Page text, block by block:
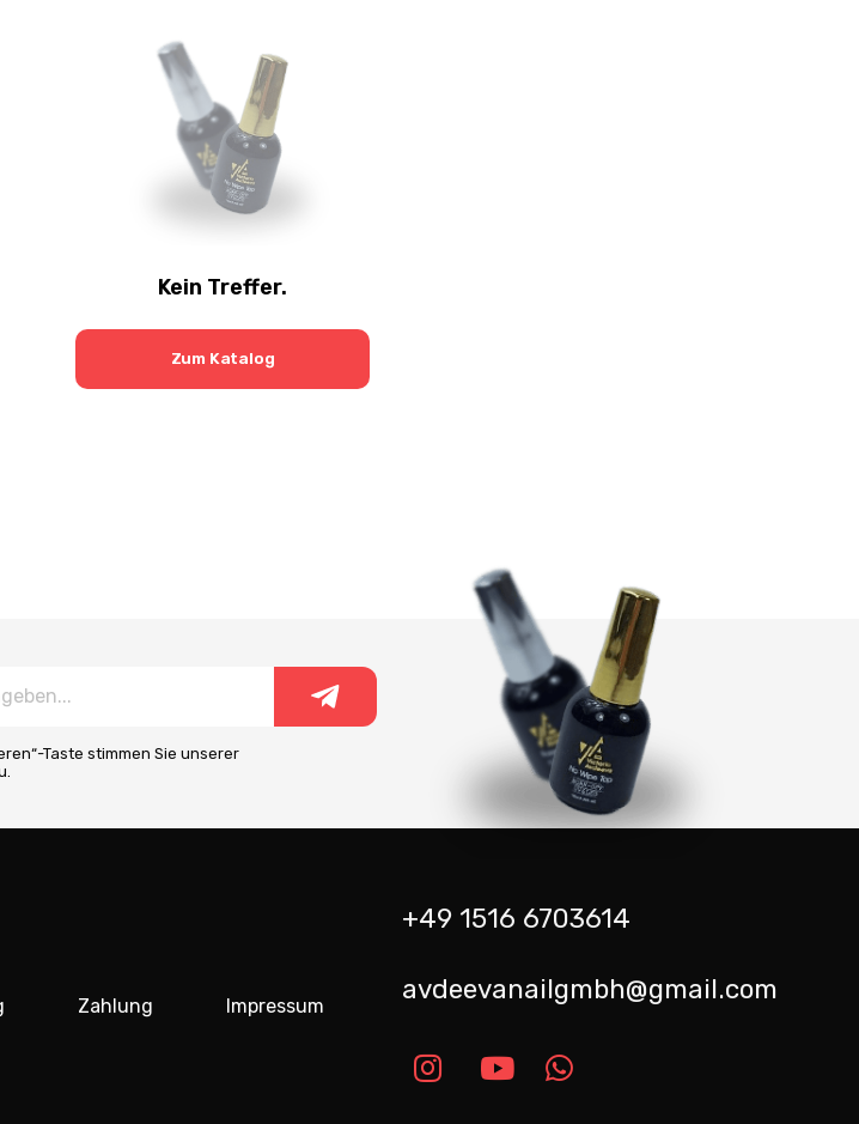
Kein Treffer.
Zum Katalog
Taste stimmen Sie unserer
Zahlung Impressum
+49 1516 6703614
avdeevanailgmbh@gmail.com